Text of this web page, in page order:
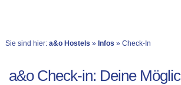
Sie sind hier: a&o Hostels » Infos » Check-In
a&o Check-in: Deine